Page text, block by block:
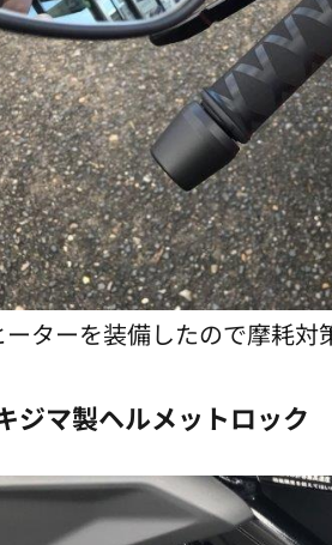
ターを装備したので摩耗
ジマ製ヘルメットロック